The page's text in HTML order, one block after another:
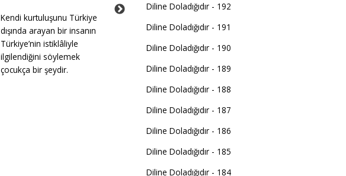
Kendi kurtuluşunu Türkiye
dışında arayan bir insanın
Türkiye’nin istiklâliyle
ilgilendiğini söylemek
çocukça bir şeydir.
yazıldı; ama ilk defa
Kastamonu’da Nasrullah
Camii’nde okundu.
Diline Doladığıdır - 192
Diline Doladığıdır - 191
Diline Doladığıdır - 190
Diline Doladığıdır - 189
Diline Doladığıdır - 188
Diline Doladığıdır - 187
Diline Doladığıdır - 186
Diline Doladığıdır - 185
Diline Doladığıdır - 184